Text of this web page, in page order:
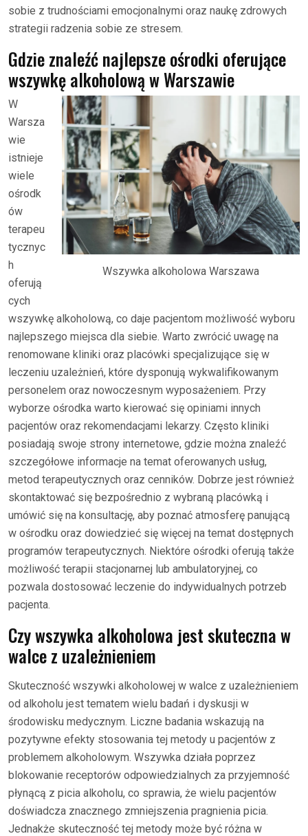
sobie z trudnościami emocjonalnymi oraz naukę zdrowych
strategii radzenia sobie ze stresem.
Gdzie znaleźć najlepsze ośrodki oferujące
wszywkę alkoholową w Warszawie
Wszywka alkoholowa Warszawa
W
Warsza
wie
istnieje
wiele
ośrodk
ów
terapeu
tycznyc
h
oferują
cych
wszywkę alkoholową, co daje pacjentom możliwość wyboru
najlepszego miejsca dla siebie. Warto zwrócić uwagę na
renomowane kliniki oraz placówki specjalizujące się w
leczeniu uzależnień, które dysponują wykwalifikowanym
personelem oraz nowoczesnym wyposażeniem. Przy
wyborze ośrodka warto kierować się opiniami innych
pacjentów oraz rekomendacjami lekarzy. Często kliniki
posiadają swoje strony internetowe, gdzie można znaleźć
szczegółowe informacje na temat oferowanych usług,
metod terapeutycznych oraz cenników. Dobrze jest również
skontaktować się bezpośrednio z wybraną placówką i
umówić się na konsultację, aby poznać atmosferę panującą
w ośrodku oraz dowiedzieć się więcej na temat dostępnych
programów terapeutycznych. Niektóre ośrodki oferują także
możliwość terapii stacjonarnej lub ambulatoryjnej, co
pozwala dostosować leczenie do indywidualnych potrzeb
pacjenta.
Czy wszywka alkoholowa jest skuteczna w
walce z uzależnieniem
Skuteczność wszywki alkoholowej w walce z uzależnieniem
od alkoholu jest tematem wielu badań i dyskusji w
środowisku medycznym. Liczne badania wskazują na
pozytywne efekty stosowania tej metody u pacjentów z
problemem alkoholowym. Wszywka działa poprzez
blokowanie receptorów odpowiedzialnych za przyjemność
płynącą z picia alkoholu, co sprawia, że wielu pacjentów
doświadcza znacznego zmniejszenia pragnienia picia.
Jednakże skuteczność tej metody może być różna w